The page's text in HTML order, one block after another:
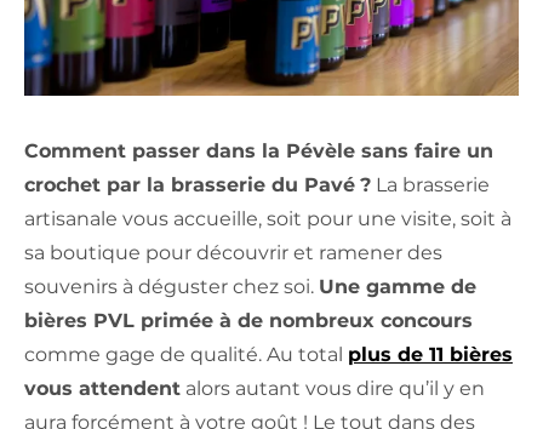
Comment passer dans la Pévèle sans faire un
crochet par la brasserie du Pavé ? La brasserie
artisanale vous accueille, soit pour une visite, soit à
sa boutique pour découvrir et ramener des
souvenirs à déguster chez soi. Une gamme de
bières PVL primée à de nombreux concours
comme gage de qualité. Au total plus de 11 bières
vous attendent alors autant vous dire qu’il y en
aura forcément à votre goût ! Le tout dans des